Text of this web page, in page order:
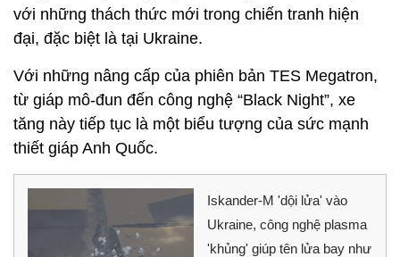
với những thách thức mới trong chiến tranh hiện
đại, đặc biệt là tại Ukraine.
Với những nâng cấp của phiên bản TES Megatron,
từ giáp mô-đun đến công nghệ “Black Night”, xe
tăng này tiếp tục là một biểu tượng của sức mạnh
thiết giáp Anh Quốc.
Iskander-M 'dội lửa' vào
Ukraine, công nghệ plasma
'khủng' giúp tên lửa bay như